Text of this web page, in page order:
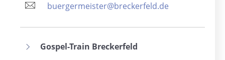
buergermeister@breckerfeld.de
Gospel-Train Breckerfeld